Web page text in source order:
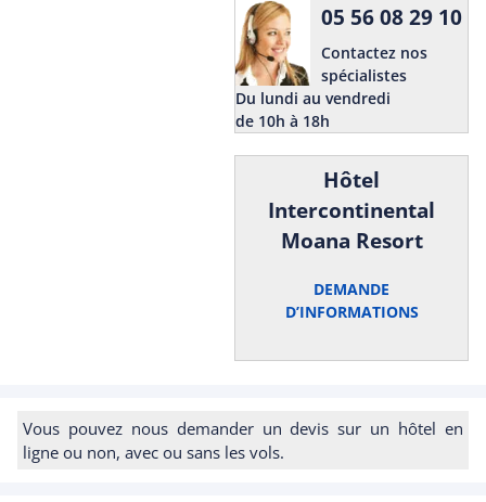
05 56 08 29 10
Contactez nos
spécialistes
Du lundi au vendredi
de 10h à 18h
Hôtel
Intercontinental
Moana Resort
DEMANDE
D’INFORMATIONS
Vous pouvez nous demander un devis sur un hôtel en
ligne ou non, avec ou sans les vols.